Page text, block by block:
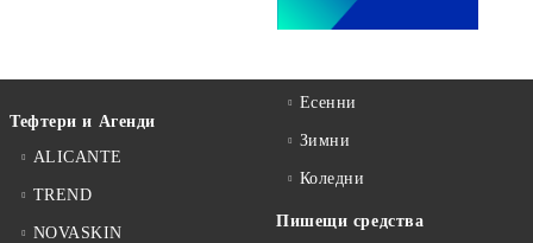
Тефтери и Агенди
ALICANTE
TREND
NOVASKIN
Есенни
Зимни
Коледни
Пишещи средства